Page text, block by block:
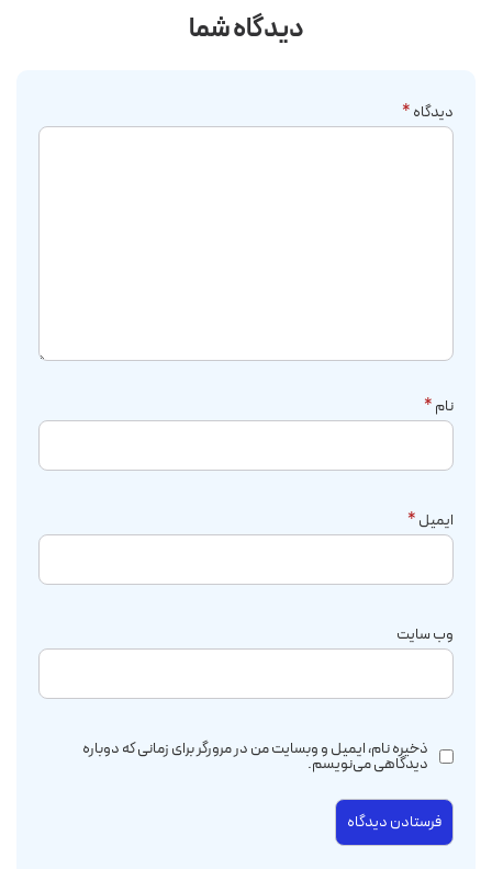
دیدگاه شما
دیدگاه*
نام*
ایمیل*
وب‌ سایت
ذخیره نام، ایمیل و وبسایت من در مرورگر برای زمانی که دوباره
دیدگاهی می‌نویسم.